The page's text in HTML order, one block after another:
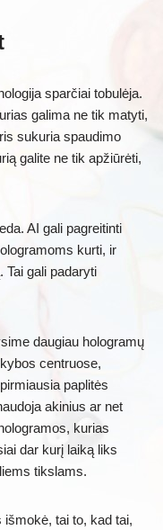
sparčiai tobulėja.
galima ne tik matyti,
sukuria spaudimo
galite ne tik apžiūrėti,
AI gali pagreitinti
kurti, ir
Tai gali padaryti
daugiau hologramų
centruose,
paplitės
akinius ar net
kurias
dar kurį laiką liks
tikslams.
išmokė, tai to, kad tai,